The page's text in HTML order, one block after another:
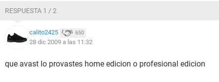
RESPUESTA 1 / 2
calito2425 650
28 dic 2009 a las 11:32
que avast lo provastes home edicion o profesional edicion